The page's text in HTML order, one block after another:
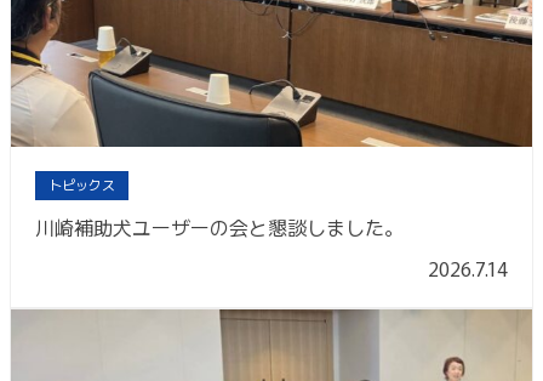
トピックス
川崎補助犬ユーザーの会と懇談しました。
2026.7.14